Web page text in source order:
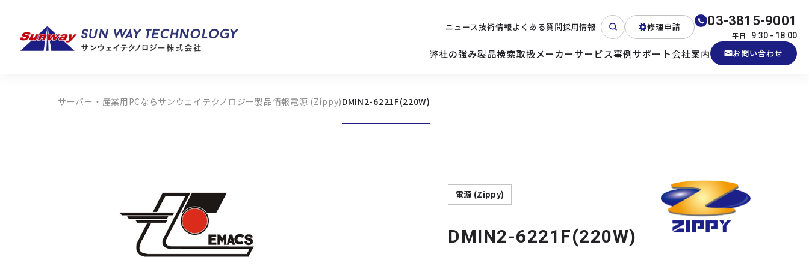
ニュース技術情報よくある質問採用情報 修理申請 03-3815-9001
平日 9:30 - 18:00
弊社の強み製品検索
製品カテゴリから探す
メーカーから探す
サーバー 産業用PC
取扱メーカーサービス
キッティング
事例サポート
ご購入を検討されている方へ
会社案内 お問い合わせ
サーバー・産業用PCならサンウェイテクノロジー製品情報電源 (Zippy)DMIN2-6221F(220W)
電源 (Zippy)
DMIN2-6221F(220W)